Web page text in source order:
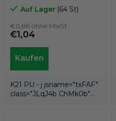
K21-009 PU , Kastas
Auf Lager (64 St)
€0,86 ohne MwSt.
€1,04
K21 PU - j jsname="txFAF"
class="JLqJ4b ChMk0b"